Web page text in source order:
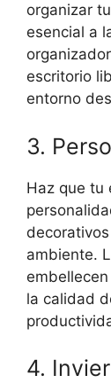
organizar
esencial a
escritorio
entorno
3.
Haz que tu
ambiente.
la calidad
4.